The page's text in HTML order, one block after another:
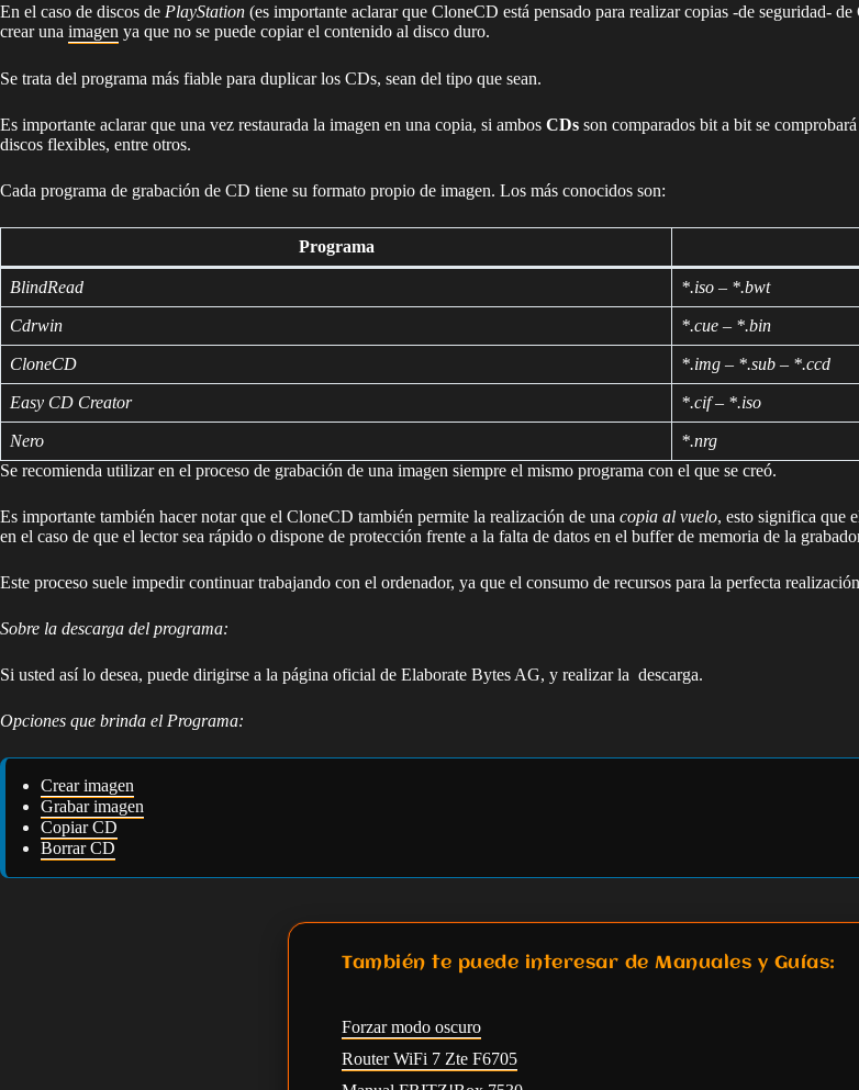
En el caso de discos de PlayStation (es importante aclarar que CloneCD está pensado para realizar copias -de seguridad-
crear una imagen ya que no se puede copiar el contenido al disco duro.
Se trata del programa más fiable para duplicar los CDs, sean del tipo que sean.
Es importante aclarar que una vez restaurada la imagen en una copia, si ambos CDs son comparados bit a bit se
discos flexibles, entre otros.
Cada programa de grabación de CD tiene su formato propio de imagen. Los más conocidos son:
Programa
BlindRead *.iso – *.bwt
Cdrwin *.cue – *.bin
CloneCD *.img – *.sub – *.ccd
Easy CD Creator *.cif – *.iso
Nero
*.nrg
Se recomienda utilizar en el proceso de grabación de una imagen siempre el mismo programa con el que se creó.
Es importante también hacer notar que el CloneCD también permite la realización de una copia al vuelo, esto significa que
en el caso de que el lector sea rápido o dispone de protección frente a la falta de datos en el buffer de memoria de la
Este proceso suele impedir continuar trabajando con el ordenador, ya que el consumo de recursos para la perfecta
Sobre la descarga del programa:
Si usted así lo desea, puede dirigirse a la página oficial de Elaborate Bytes AG, y realizar la descarga.
Opciones que brinda el Programa:
Crear imagen
Grabar imagen
Copiar CD
Borrar CD
También te puede interesar de Manuales y Guías:
Forzar modo oscuro
Router WiFi 7 Zte F6705